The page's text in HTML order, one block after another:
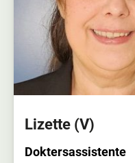
Lizette (V)
Doktersassistente